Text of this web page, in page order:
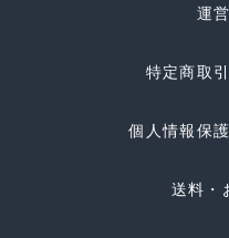
運
特定商取
個人情報保
送料・